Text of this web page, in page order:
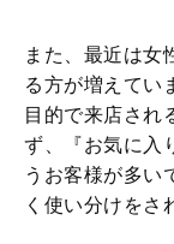
また、最近は女
る方が増えてい
目的で来店され
ず、『お気に入
うお客様が多い
く使い分けをさ